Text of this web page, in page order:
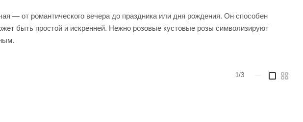
— от романтического вечера до праздника или дня рождения. Он способен
быть простой и искренней. Нежно розовые кустовые розы символизируют
1/3